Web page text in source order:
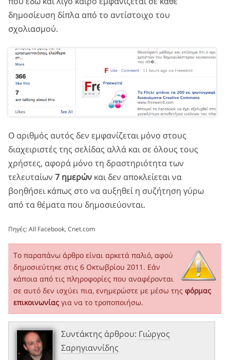
δημοσίευση δίπλα από το αντίστοιχο του
σχολιασμού.
Ο αριθμός αυτός δεν εμφανίζεται μόνο στους
διαχειριστές της σελίδας αλλά και σε όλους τους
χρήστες, αφορά μόνο τη δραστηριότητα των
τελευταίων 7 ημερών και δεν αποκλείεται να
βοηθήσει κάπως στο να αυξηθεί η συζήτηση γύρω
από τα θέματα που δημοσιεύονται.
Πηγές:All Facebook, Cnet.com
Το παραπάνω άρθρο είναι αρκετά παλιό, αφού
δημοσιεύτηκε στις 6 Οκτωβρίου 2011. Εάν
κάποια από τις πληροφορίες που αναφέρονται
σε αυτό δεν ισχύει πια, ενημερώστε με μέσω της φόρμας
επικοινωνίας για να το τροποποιήσω.
Συντάκτης άρθρου: Γιώργος
Σαρηγιαννίδης